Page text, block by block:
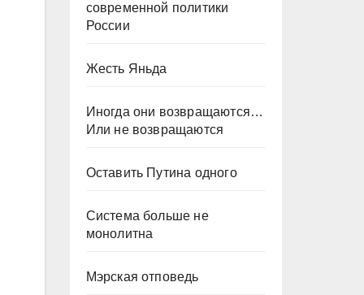
современной политики
России
Жесть Яньда
Иногда они возвращаются…
Или не возвращаются
Оставить Путина одного
Система больше не
монолитна
Мэрская отповедь